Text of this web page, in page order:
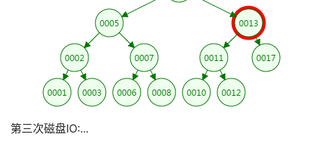
第三次磁盘IO:...